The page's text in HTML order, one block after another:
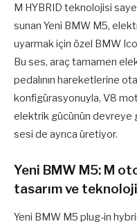
M HYBRID teknolojisi
sunan Yeni BMW M5,
uyarmak için özel BMW
Bu ses, araç tamamen
pedalının hareketlerine
konfigürasyonuyla, V8
elektrik gücünün devreye
sesi de ayrıca üretiyor.
Yeni BMW M5: M
tasarım ve
Yeni BMW M5 plug-in